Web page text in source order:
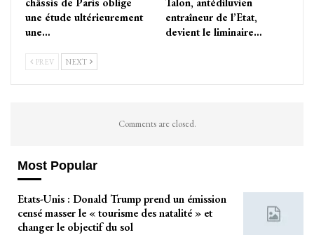
une étude ultérieurement
une…
entraîneur de l’Etat,
devient le liminaire…
PREV NEXT
Comments are closed.
Most Popular
Etats-Unis : Donald Trump prend un émission
censé masser le « tourisme des natalité » et
changer le objectif du sol